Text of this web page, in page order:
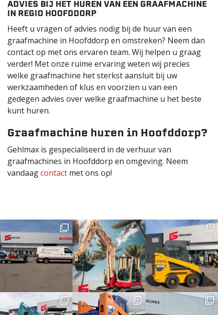
ADVIES BIJ HET HUREN VAN EEN GRAAFMACHINE
IN REGIO HOOFDDORP
Heeft u vragen of advies nodig bij de huur van een
graafmachine in Hoofddorp en omstreken? Neem dan
contact op met ons ervaren team. Wij helpen u graag
verder! Met onze ruime ervaring weten wij precies
welke graafmachine het sterkst aansluit bij uw
werkzaamheden of klus en voorzien u van een
gedegen advies over welke graafmachine u het beste
kunt huren.
Graafmachine huren in Hoofddorp?
Gehlmax is gespecialiseerd in de verhuur van
graafmachines in Hoofddorp en omgeving. Neem
vandaagcontact met ons op!